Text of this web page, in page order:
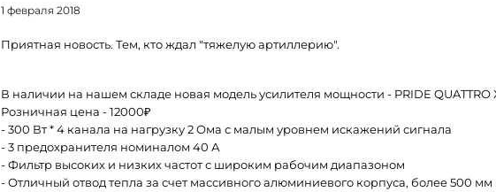
1 февраля 2018
Приятная новость. Тем, кто ждал "тяжелую артиллерию".
В наличии на нашем складе новая модель усилителя мощности - PRIDE QUATTRO
Розничная цена - 12000₽
- 300 Вт * 4 канала на нагрузку 2 Ома с малым уровнем искажений сигнала
- 3 предохранителя номиналом 40 А
- Фильтр высоких и низких частот с широким рабочим диапазоном
- Отличный отвод тепла за счет массивного алюминиевого корпуса, более 500 мм